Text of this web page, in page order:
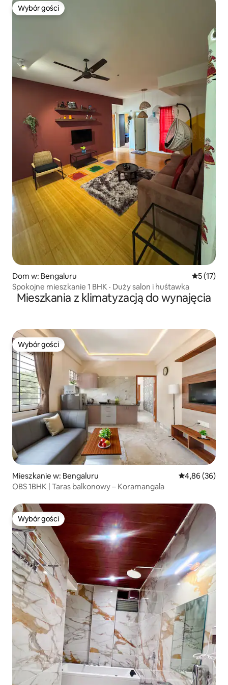
Wybór gości
Wybór gości
Dom w: Bengaluru Średnia
5 (17)
Spokojne mieszkanie 1 BHK · Duży salon i huśtawka
Mieszkania z klimatyzacją do wynajęcia
Wybór gości
Wybór gości
Mieszkanie w: Bengaluru Średnia
4,86 (36)
OBS 1BHK | Taras balkonowy – Koramangala
Wybór gości
Wybór gości